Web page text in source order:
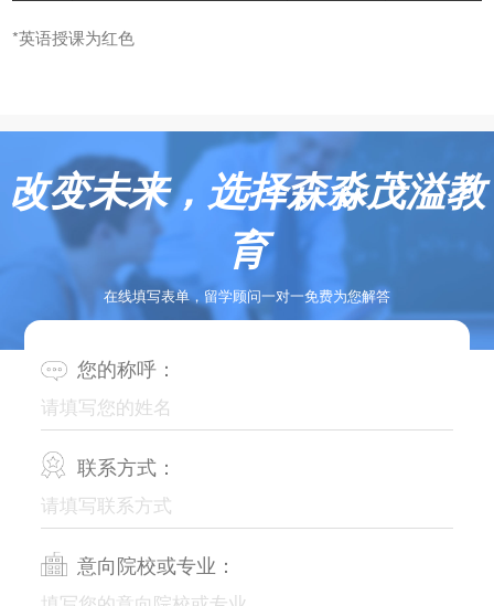
*英语授课为红色
改变未来，选择森淼茂溢教
育
在线填写表单，留学顾问一对一免费为您解答
您的称呼：
联系方式：
意向院校或专业：